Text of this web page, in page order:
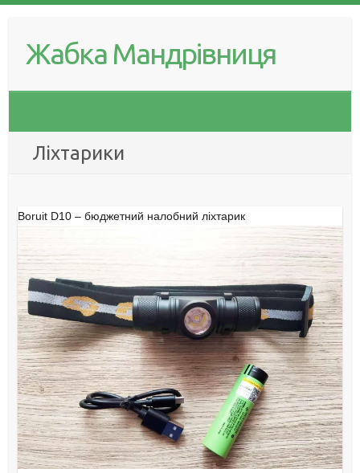
contentЖабка Мандрівниця
Ліхтарики
Boruit D10 – бюджетний налобний ліхтарик